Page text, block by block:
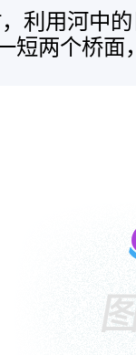
利用河中
短两个桥面